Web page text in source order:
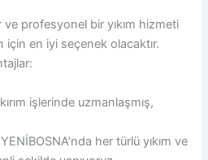
ve profesyonel bir yıkım hizmeti
için en iyi seçenek olacaktır.
işlerinde uzmanlaşmış,
her türlü yıkım ve